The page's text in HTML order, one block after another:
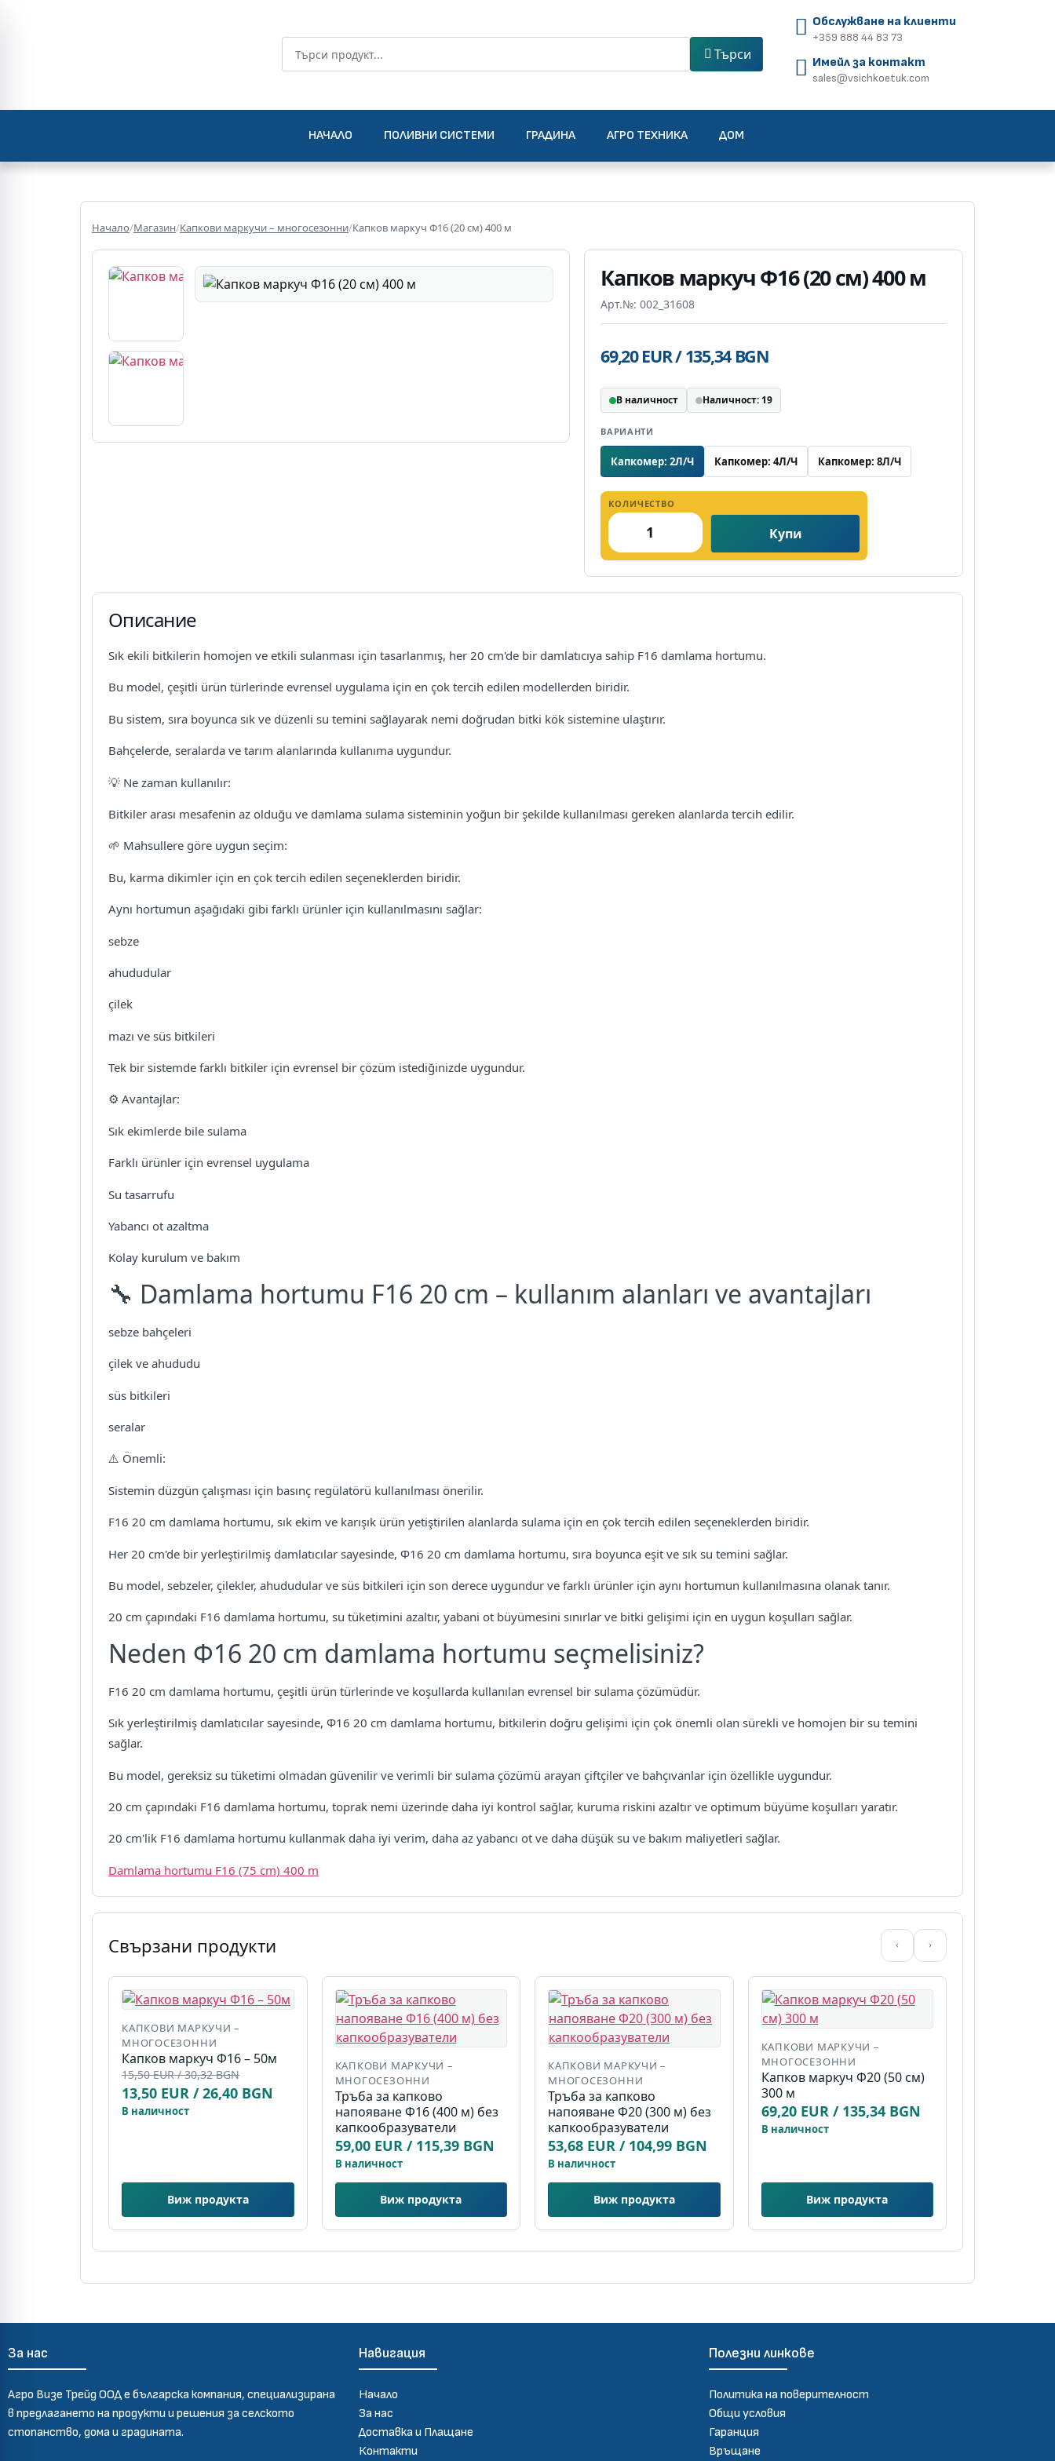
Търси
Обслужване на клиенти
+359 888 44 83 73
Имейл за контакт
sales@vsichkoetuk.com
НАЧАЛО ПОЛИВНИ СИСТЕМИ ГРАДИНА АГРО ТЕХНИКА ДОМ
Начало/Магазин/Капкови маркучи – многосезонни/Капков маркуч Ф16 (20 см) 400 м
Капков маркуч Ф16 (20 см) 400 м
Арт.№: 002_31608
69,20 EUR / 135,34 BGN
В наличност Наличност: 19
ВАРИАНТИ
Капкомер: 2Л/Ч Капкомер: 4Л/Ч Капкомер: 8Л/Ч
КОЛИЧЕСТВО
Купи
Описание
Sık ekili bitkilerin homojen ve etkili sulanması için tasarlanmış, her 20 cm'de bir damlatıcıya sahip F16 damlama hortumu.
Bu model, çeşitli ürün türlerinde evrensel uygulama için en çok tercih edilen modellerden biridir.
Bu sistem, sıra boyunca sık ve düzenli su temini sağlayarak nemi doğrudan bitki kök sistemine ulaştırır.
Bahçelerde, seralarda ve tarım alanlarında kullanıma uygundur.
💡 Ne zaman kullanılır:
Bitkiler arası mesafenin az olduğu ve damlama sulama sisteminin yoğun bir şekilde kullanılması gereken alanlarda tercih edilir.
🌱 Mahsullere göre uygun seçim:
Bu, karma dikimler için en çok tercih edilen seçeneklerden biridir.
Aynı hortumun aşağıdaki gibi farklı ürünler için kullanılmasını sağlar:
sebze
ahududular
çilek
mazı ve süs bitkileri
Tek bir sistemde farklı bitkiler için evrensel bir çözüm istediğinizde uygundur.
⚙️ Avantajlar:
Sık ekimlerde bile sulama
Farklı ürünler için evrensel uygulama
Su tasarrufu
Yabancı ot azaltma
Kolay kurulum ve bakım
🔧 Damlama hortumu F16 20 cm – kullanım alanları ve avantajları
sebze bahçeleri
çilek ve ahududu
süs bitkileri
seralar
⚠️ Önemli:
Sistemin düzgün çalışması için basınç regülatörü kullanılması önerilir.
F16 20 cm damlama hortumu, sık ekim ve karışık ürün yetiştirilen alanlarda sulama için en çok tercih edilen seçeneklerden biridir.
Her 20 cm'de bir yerleştirilmiş damlatıcılar sayesinde, Ф16 20 cm damlama hortumu, sıra boyunca eşit ve sık su temini sağlar.
Bu model, sebzeler, çilekler, ahududular ve süs bitkileri için son derece uygundur ve farklı ürünler için aynı hortumun kullanılmasına olanak tanır.
20 cm çapındaki F16 damlama hortumu, su tüketimini azaltır, yabani ot büyümesini sınırlar ve bitki gelişimi için en uygun koşulları sağlar.
Neden Ф16 20 cm damlama hortumu seçmelisiniz?
F16 20 cm damlama hortumu, çeşitli ürün türlerinde ve koşullarda kullanılan evrensel bir sulama çözümüdür.
Sık yerleştirilmiş damlatıcılar sayesinde, Ф16 20 cm damlama hortumu, bitkilerin doğru gelişimi için çok önemli olan sürekli ve homojen bir su temini
sağlar.
Bu model, gereksiz su tüketimi olmadan güvenilir ve verimli bir sulama çözümü arayan çiftçiler ve bahçıvanlar için özellikle uygundur.
20 cm çapındaki F16 damlama hortumu, toprak nemi üzerinde daha iyi kontrol sağlar, kuruma riskini azaltır ve optimum büyüme koşulları yaratır.
20 cm'lik F16 damlama hortumu kullanmak daha iyi verim, daha az yabancı ot ve daha düşük su ve bakım maliyetleri sağlar.
Damlama hortumu F16 (75 cm) 400 m
Свързани продукти
КАПКОВИ МАРКУЧИ –
МНОГОСЕЗОННИ
Капков маркуч Ф16 – 50м
15,50 EUR / 30,32 BGN
13,50 EUR / 26,40 BGN
В наличност
Виж продукта
КАПКОВИ МАРКУЧИ –
МНОГОСЕЗОННИ
Тръба за капково
напояване Ф16 (400 м) без
капкообразуватели
59,00 EUR / 115,39 BGN
В наличност
Виж продукта
КАПКОВИ МАРКУЧИ –
МНОГОСЕЗОННИ
Тръба за капково
напояване Ф20 (300 м) без
капкообразуватели
53,68 EUR / 104,99 BGN
В наличност
Виж продукта
КАПКОВИ МАРКУЧИ –
МНОГОСЕЗОННИ
Капков маркуч Ф20 (50 см)
300 м
69,20 EUR / 135,34 BGN
В наличност
Виж продукта
За нас
Агро Визе Трейд ООД е българска компания, специализирана
в предлагането на продукти и решения за селското
стопанство, дома и градината.
Навигация
Начало
За нас
Доставка и Плащане
Контакти
Полезни линкове
Политика на поверителност
Общи условия
Гаранция
Връщане